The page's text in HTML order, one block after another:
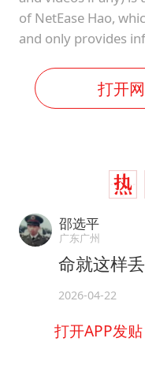
of NetEase Hao,
and only provides
打开
邵选平
广东广州
命就这样丢
2026-04-22
打开APP发贴